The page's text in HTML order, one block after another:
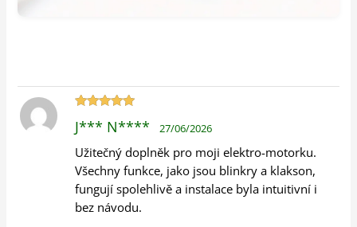
5z 5
J*** N**** 27/06/2026
Užitečný doplněk pro moji elektro-motorku.
Všechny funkce, jako jsou blinkry a klakson,
fungují spolehlivě a instalace byla intuitivní i
bez návodu.